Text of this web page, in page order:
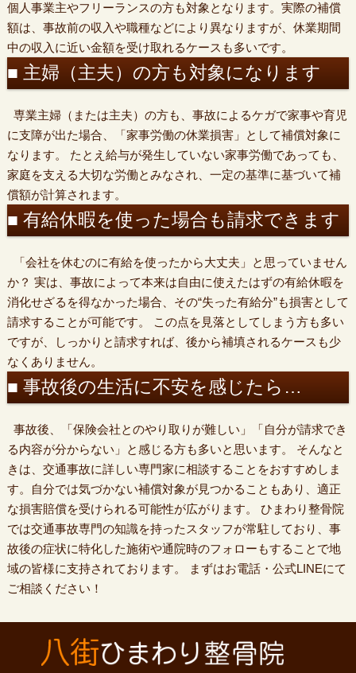
個人事業主やフリーランスの方も対象となります。実際の補償
額は、事故前の収入や職種などにより異なりますが、休業期間
中の収入に近い金額を受け取れるケースも多いです。
■ 主婦（主夫）の方も対象になります
専業主婦（または主夫）の方も、事故によるケガで家事や育児
に支障が出た場合、「家事労働の休業損害」として補償対象に
なります。 たとえ給与が発生していない家事労働であっても、
家庭を支える大切な労働とみなされ、一定の基準に基づいて補
償額が計算されます。
■ 有給休暇を使った場合も請求できます
「会社を休むのに有給を使ったから大丈夫」と思っていません
か？ 実は、事故によって本来は自由に使えたはずの有給休暇を
消化せざるを得なかった場合、その“失った有給分”も損害として
請求することが可能です。 この点を見落としてしまう方も多い
ですが、しっかりと請求すれば、後から補填されるケースも少
なくありません。
■ 事故後の生活に不安を感じたら…
事故後、「保険会社とのやり取りが難しい」「自分が請求でき
る内容が分からない」と感じる方も多いと思います。 そんなと
きは、交通事故に詳しい専門家に相談することをおすすめしま
す。自分では気づかない補償対象が見つかることもあり、適正
な損害賠償を受けられる可能性が広がります。 ひまわり整骨院
では交通事故専門の知識を持ったスタッフが常駐しており、事
故後の症状に特化した施術や通院時のフォローもすることで地
域の皆様に支持されております。 まずはお電話・公式LINEにて
ご相談ください！